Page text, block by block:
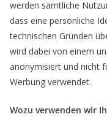
werden sämtliche
dass eine persönliche
technischen Gründen
wird dabei von einem
anonymisiert und nicht
Werbung verwendet.
Wozu verwenden wir